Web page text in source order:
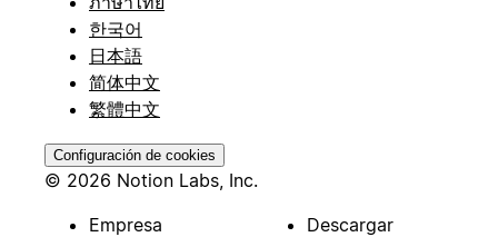
한국어
日本語
简体中文
繁體中文
Configuración de cookies
© 2026 Notion Labs, Inc.
Empresa
Descargar